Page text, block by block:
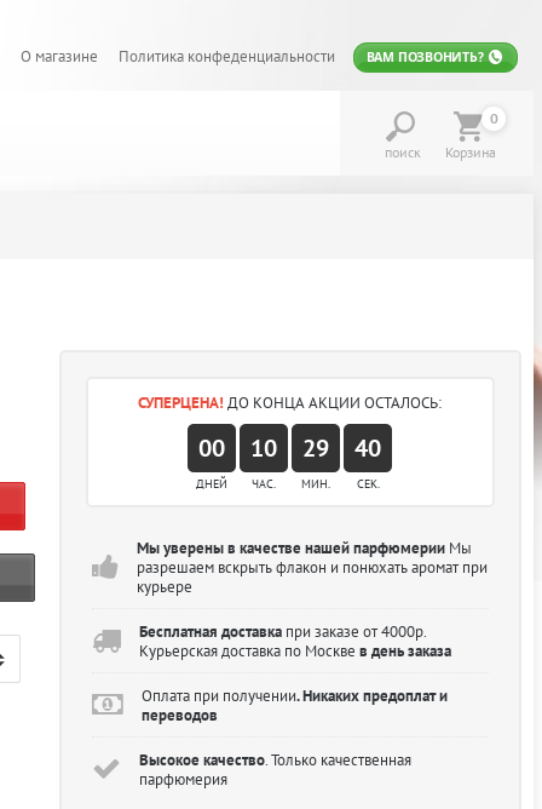
О магазине Политика конфеденциальности ВАМ ПОЗВОНИТЬ?
поиск
0
Корзина
СУПЕРЦЕНА! ДО КОНЦА АКЦИИ ОСТАЛОСЬ:
00 10 29 39
ДНЕЙ ЧАС. МИН. СЕК.
Мы уверены в качестве нашей парфюмерииМы
разрешаем вскрыть флакон и понюхать аромат при
курьере
Бесплатная доставкапри заказе от 4000р.
Курьерская доставка по Москве в день заказа
Оплата при получении. Никаких предоплат и
переводов
Высокое качество. Только качественная
парфюмерия